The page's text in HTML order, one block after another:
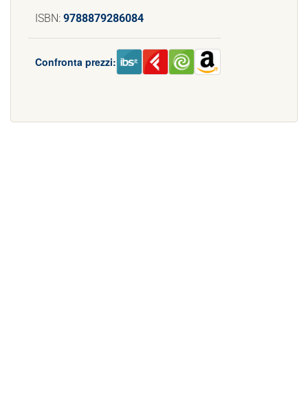
ISBN: 9788879286084
Confronta prezzi: